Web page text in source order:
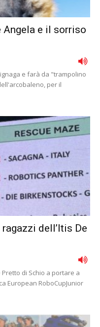
Angela e il sorriso
e farà da "trampolino
per il
dell’Itis De
Pretto di Schio a portare a
European RoboCupJunior